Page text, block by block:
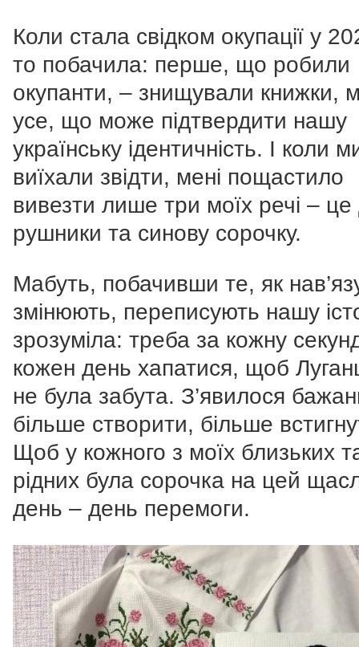
Коли стала свідком окупації у
то побачила: перше, що робили
окупанти, – знищували книжки,
усе, що може підтвердити нашу
українську ідентичність. І коли
виїхали звідти, мені пощастило
вивезти лише три моїх речі – це
рушники та синову сорочку.
Мабуть, побачивши те, як
змінюють, переписують нашу
зрозуміла: треба за кожну
кожен день хапатися, щоб
не була забута. З’явилося
більше створити, більше
Щоб у кожного з моїх близьких
рідних була сорочка на цей
день – день перемоги.